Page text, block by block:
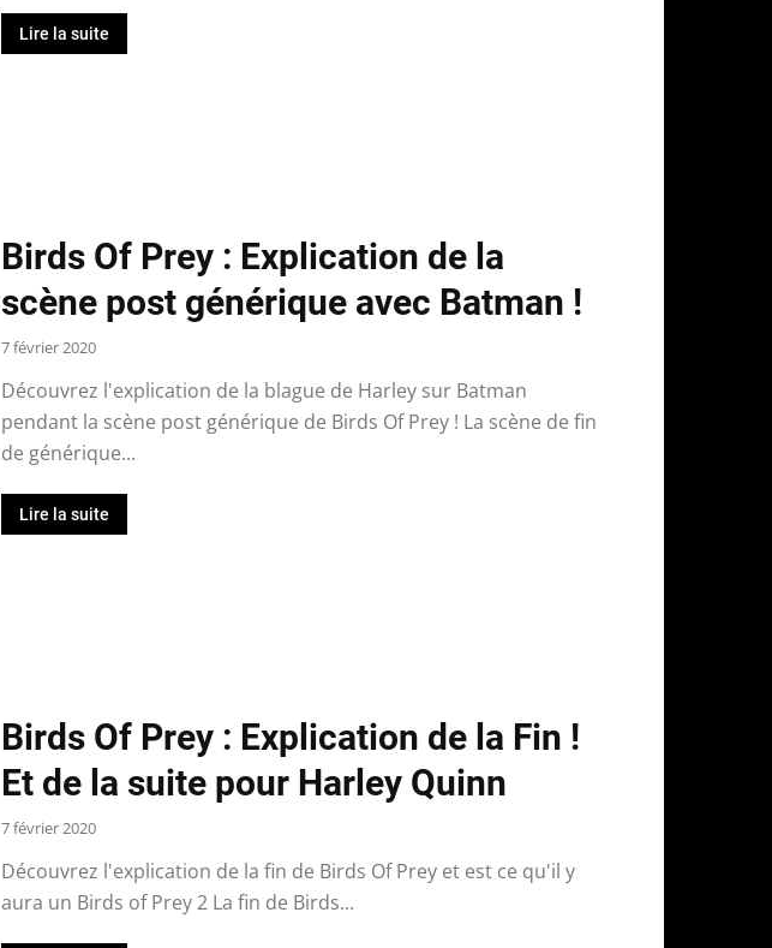
Lire la suite
Birds Of Prey : Explication de la
scène post générique avec Batman !
7 février 2020
Découvrez l'explication de la blague de Harley sur Batman
pendant la scène post générique de Birds Of Prey ! La scène de fin
de générique...
Lire la suite
Birds Of Prey : Explication de la Fin !
Et de la suite pour Harley Quinn
7 février 2020
Découvrez l'explication de la fin de Birds Of Prey et est ce qu'il y
aura un Birds of Prey 2 La fin de Birds...